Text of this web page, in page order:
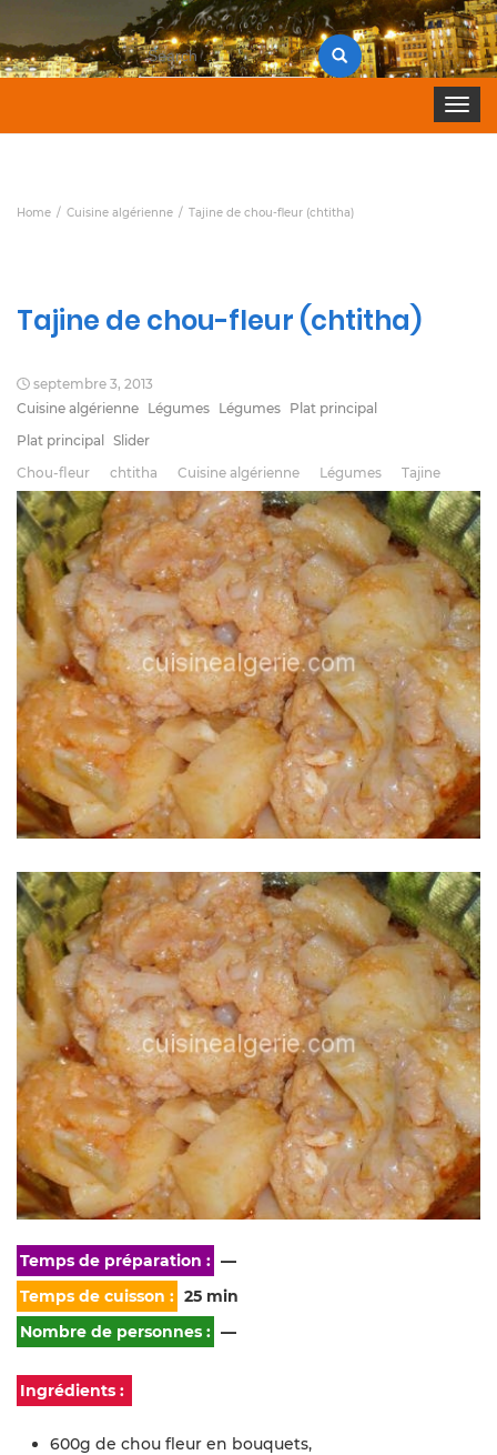
Search
for:
Toggle
Home Cuisine algérienne Tajine de chou-fleur (chtitha)
Tajine de chou-fleur (chtitha)
septembre 3, 2013
Cuisine algérienne Légumes Légumes Plat principal
Plat principal
Slider
Chou-fleur
chtitha Cuisine algérienne Légumes Tajine
Temps de préparation : —
Temps de cuisson : 25 min
Nombre de personnes : —
Ingrédients :
600g de chou fleur en bouquets,